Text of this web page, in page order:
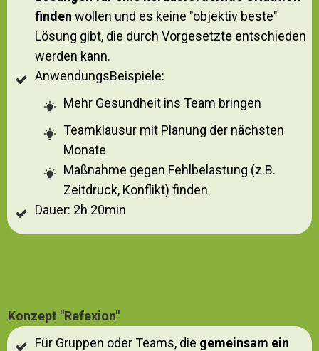
finden wollen und es keine "objektiv beste"
Lösung gibt, die durch Vorgesetzte entschieden
werden kann.
AnwendungsBeispiele:
Mehr Gesundheit ins Team bringen
Teamklausur mit Planung der nächsten
Monate
Maßnahme gegen Fehlbelastung (z.B.
Zeitdruck, Konflikt) finden
Dauer: 2h 20min
Konzept "Refexion"
Für Gruppen oder Teams, die gemeinsam ein